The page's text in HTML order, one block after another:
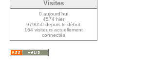
Visites
0 aujourd’hui
4574 hier
979050 depuis le début
164 visiteurs actuellement
connectés